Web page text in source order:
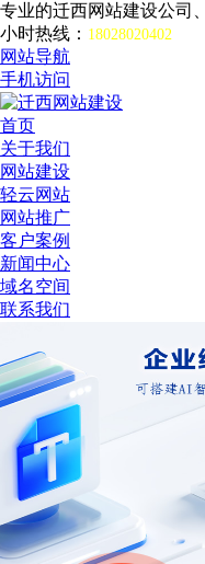
专业的迁西网站建设公司
小时热线： 18028020402
网站导航
手机访问
首页
关于我们
网站建设
轻云网站
网站推广
客户案例
新闻中心
域名空间
联系我们